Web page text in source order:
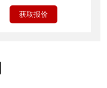
获取报价